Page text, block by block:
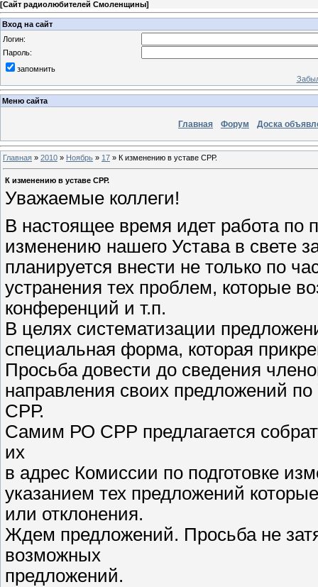
[Сайт радиолюбителей Смоленщины]
Вход на сайт
Логин:
Пароль:
запомнить
Меню сайта
Главная Форум Доска
Главная » 2010 » Ноябрь » 17 » К изменению в уставе СРР.
К изменению в уставе СРР.
Уважаемые коллеги!
В настоящее время идет работа по
изменению нашего Устава в свете
планируется внести не только по
устранения тех проблем, которые
конференций и т.п.
В целях систематизации
специальная форма, которая
Просьба довести до сведения
направления своих предложений
СРР.
Самим РО СРР предлагается
их
в адрес Комиссии по подготовке
указанием тех предложений
или отклонения.
Ждем предложений. Просьба не
возможных
предложений.